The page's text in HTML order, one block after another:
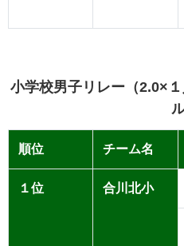
小学校男子リレー（2.0×
順位 チーム名
１位 合川北小